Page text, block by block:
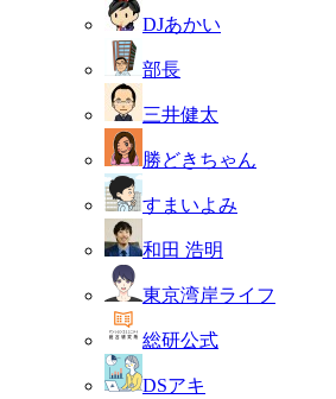
DJあかい
部長
三井健太
勝どきちゃん
すまいよみ
和田 浩明
東京湾岸ライフ
総研公式
DSアキ